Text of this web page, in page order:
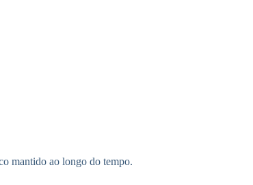
mantido ao longo do tempo.